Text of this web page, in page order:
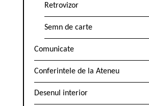
Retrovizor
Semn de carte
Comunicate
Conferintele de la Ateneu
Desenul interior